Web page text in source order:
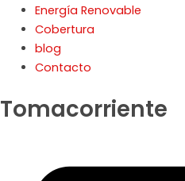
Energía Renovable
Cobertura
blog
Contacto
Tomacorriente